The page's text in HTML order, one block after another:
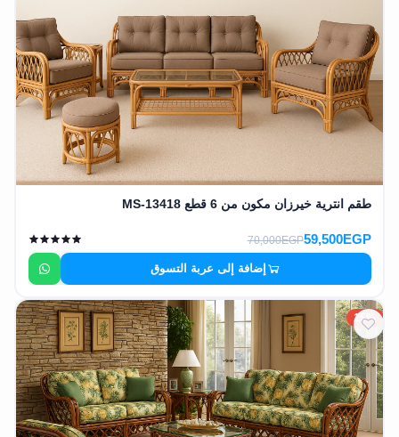
أثاث
كافيهات
ومطاعم
وفنادق
خزانات
EN
طقم انترية خيرزان مكون من 6 قطع MS-13418
59,500EGP
70,000EGP
إضافة إلى عربة التسوق
15%